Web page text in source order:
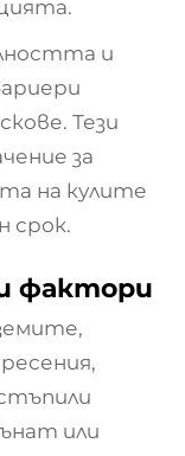
и
Тези
за
на кулите
срок.
фактори
или